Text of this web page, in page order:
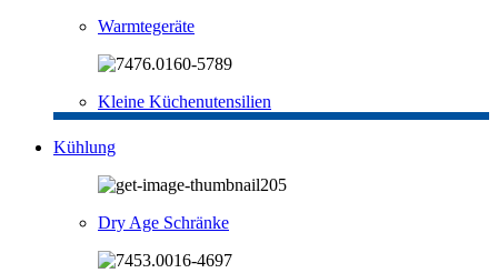
Warmtegeräte
Kleine Küchenutensilien
Kühlung
Dry Age Schränke